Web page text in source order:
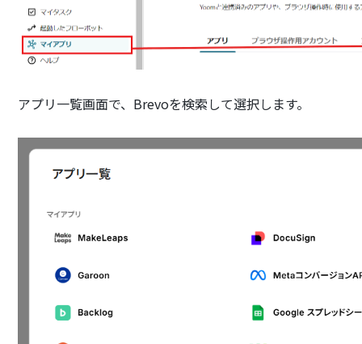
アプリ一覧画面で、Brevoを検索して選択します。